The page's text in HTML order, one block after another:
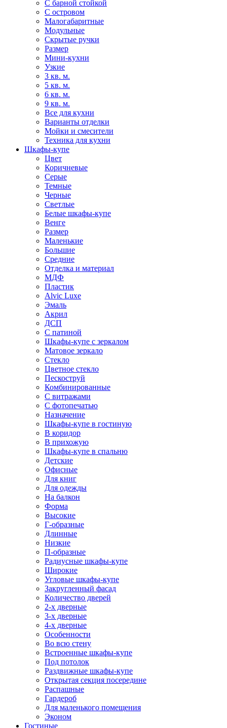
С барной стойкой
С островом
Малогабаритные
Модульные
Скрытые ручки
Размер
Мини-кухни
Узкие
3 кв. м.
5 кв. м.
6 кв. м.
9 кв. м.
Все для кухни
Варианты отделки
Мойки и смесители
Техника для кухни
Шкафы-купе
Цвет
Коричневые
Серые
Темные
Черные
Светлые
Белые шкафы-купе
Венге
Размер
Маленькие
Большие
Средние
Отделка и материал
МДФ
Пластик
Alvic Luxe
Эмаль
Акрил
ДСП
С патиной
Шкафы-купе с зеркалом
Матовое зеркало
Стекло
Цветное стекло
Пескоструй
Комбинированные
С витражами
С фотопечатью
Назначение
Шкафы-купе в гостиную
В коридор
В прихожую
Шкафы-купе в спальню
Детские
Офисные
Для книг
Для одежды
На балкон
Форма
Высокие
Г-образные
Длинные
Низкие
П-образные
Радиусные шкафы-купе
Широкие
Угловые шкафы-купе
Закругленный фасад
Количество дверей
2-х дверные
3-х дверные
4-х дверные
Особенности
Во всю стену
Встроенные шкафы-купе
Под потолок
Раздвижные шкафы-купе
Открытая секция посередине
Распашные
Гардероб
Для маленького помещения
Эконом
Гостиные